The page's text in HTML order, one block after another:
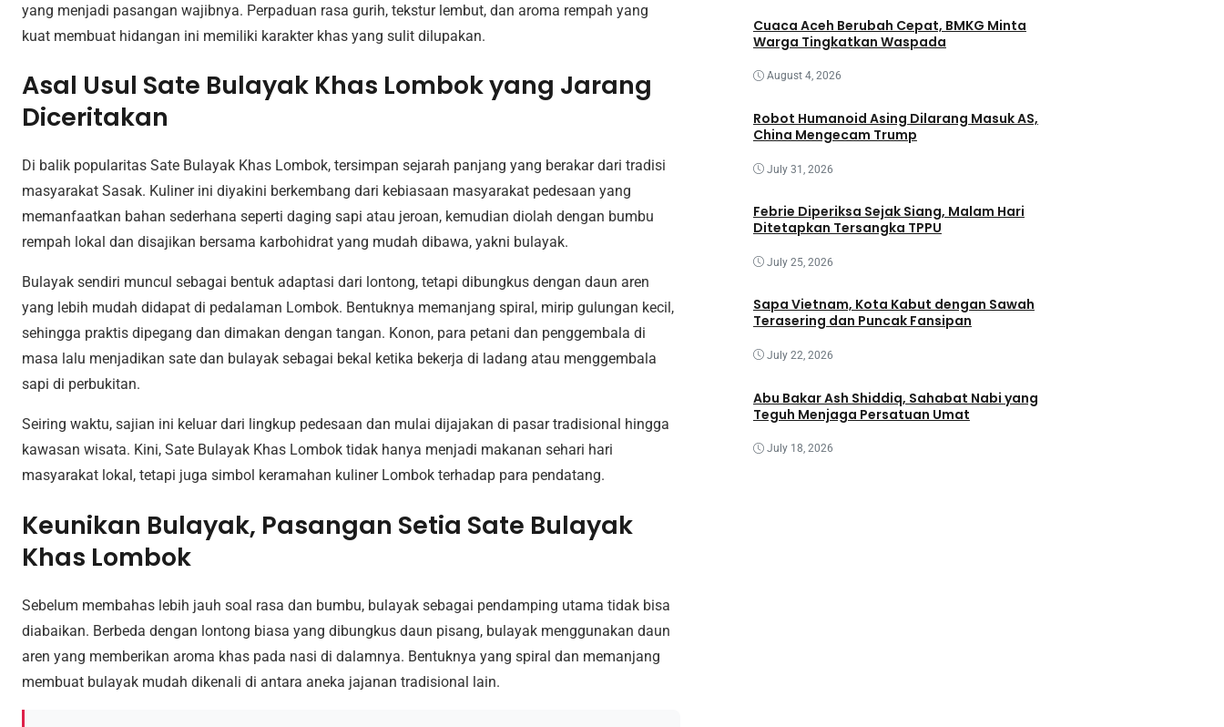
yang menjadi pasangan wajibnya. Perpaduan rasa gurih, tekstur lembut, dan aroma rempah yang
kuat membuat hidangan ini memiliki karakter khas yang sulit dilupakan.
Asal Usul Sate Bulayak Khas Lombok yang Jarang
Diceritakan
Di balik popularitas Sate Bulayak Khas Lombok, tersimpan sejarah panjang yang berakar dari tradisi
masyarakat Sasak. Kuliner ini diyakini berkembang dari kebiasaan masyarakat pedesaan yang
memanfaatkan bahan sederhana seperti daging sapi atau jeroan, kemudian diolah dengan bumbu
rempah lokal dan disajikan bersama karbohidrat yang mudah dibawa, yakni bulayak.
Bulayak sendiri muncul sebagai bentuk adaptasi dari lontong, tetapi dibungkus dengan daun aren
yang lebih mudah didapat di pedalaman Lombok. Bentuknya memanjang spiral, mirip gulungan kecil,
sehingga praktis dipegang dan dimakan dengan tangan. Konon, para petani dan penggembala di
masa lalu menjadikan sate dan bulayak sebagai bekal ketika bekerja di ladang atau menggembala
sapi di perbukitan.
Seiring waktu, sajian ini keluar dari lingkup pedesaan dan mulai dijajakan di pasar tradisional hingga
kawasan wisata. Kini, Sate Bulayak Khas Lombok tidak hanya menjadi makanan sehari hari
masyarakat lokal, tetapi juga simbol keramahan kuliner Lombok terhadap para pendatang.
Keunikan Bulayak, Pasangan Setia Sate Bulayak
Khas Lombok
Sebelum membahas lebih jauh soal rasa dan bumbu, bulayak sebagai pendamping utama tidak bisa
diabaikan. Berbeda dengan lontong biasa yang dibungkus daun pisang, bulayak menggunakan daun
aren yang memberikan aroma khas pada nasi di dalamnya. Bentuknya yang spiral dan memanjang
membuat bulayak mudah dikenali di antara aneka jajanan tradisional lain.
Cuaca Aceh Berubah Cepat, BMKG Minta
Warga Tingkatkan Waspada
August 4, 2026
Robot Humanoid Asing Dilarang Masuk AS,
China Mengecam Trump
July 31, 2026
Febrie Diperiksa Sejak Siang, Malam Hari
Ditetapkan Tersangka TPPU
July 25, 2026
Sapa Vietnam, Kota Kabut dengan Sawah
Terasering dan Puncak Fansipan
July 22, 2026
Abu Bakar Ash Shiddiq, Sahabat Nabi yang
Teguh Menjaga Persatuan Umat
July 18, 2026